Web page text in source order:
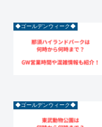
◆ゴールデンウィーク◆
◆ゴールデンウィーク◆